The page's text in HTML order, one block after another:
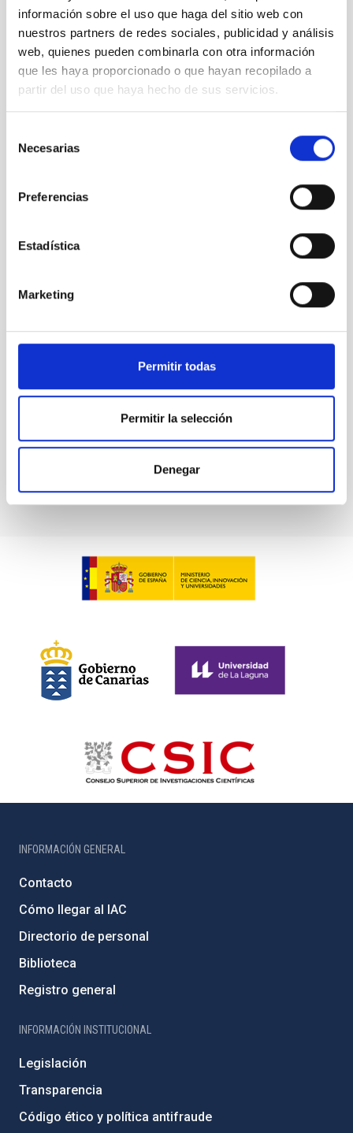
información sobre el uso que haga del sitio web con
nuestros partners de redes sociales, publicidad y análisis
web, quienes pueden combinarla con otra información
que les haya proporcionado o que hayan recopilado a
partir del uso que haya hecho de sus servicios.
Necesarias
Preferencias
Estadística
Marketing
Permitir todas
Permitir la selección
Denegar
Differential Image Motion Monitor - OT
OT Monitor de Seeing Automático
INFORMACIÓN GENERAL
Contacto
Cómo llegar al IAC
Directorio de personal
Biblioteca
Registro general
INFORMACIÓN INSTITUCIONAL
Legislación
Transparencia
Código ético y política antifraude